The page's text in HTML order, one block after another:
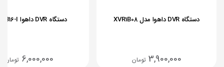
دستگاه DVR داهوا مدل XVR1B08
3,900,000 تومان
دستگاه DVR داهوا XVR1B16-I
6,000,000 تومان